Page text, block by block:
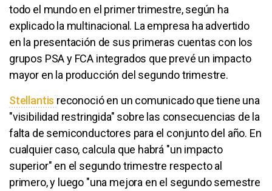
todo el mundo en el primer trimestre, según ha
explicado la multinacional. La empresa ha advertido
en la presentación de sus primeras cuentas con los
grupos PSA y FCA integrados que prevé un impacto
mayor en la producción del segundo trimestre.
Stellantis reconoció en un comunicado que tiene una
"visibilidad restringida" sobre las consecuencias de la
falta de semiconductores para el conjunto del año. En
cualquier caso, calcula que habrá "un impacto
superior" en el segundo trimestre respecto al
primero, y luego "una mejora en el segundo semestre